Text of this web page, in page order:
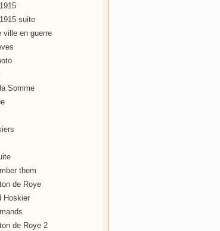
suite
ville en guerre
Somme
them
de Roye
Hoskier
de Roye 2